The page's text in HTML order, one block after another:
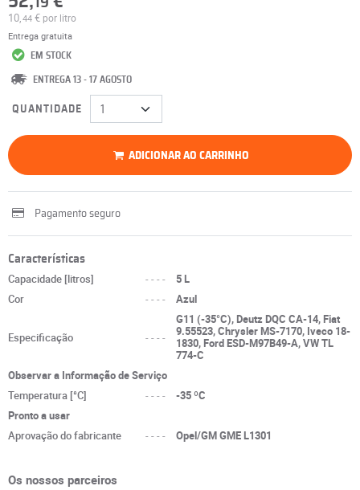
10,44 € por litro
Entrega gratuita
EM STOCK
ENTREGA 13 - 17 AGOSTO
QUANTIDADE
ADICIONAR AO CARRINHO
Pagamento seguro
Características
Capacidade [litros] ----
5 L
Cor
---- Azul
Especificação ----
G11 (-35°C), Deutz DQC CA-14, Fiat
9.55523, Chrysler MS-7170, Iveco 18-
1830, Ford ESD-M97B49-A, VW TL
774-C
Observar a Informação de Serviço
Temperatura [°C]
----
-35 ºC
Pronto a usar
Aprovação do fabricante
---- Opel/GM GME L1301
Os nossos parceiros